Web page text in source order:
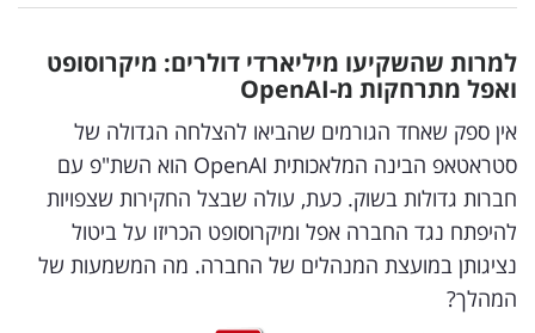
דיגיטל
וטק
שיווק
ופרסום
משפט
למרות שהשקיעו מיליארדי דולרים: מיקרוסופט
ואפל מתרחקות מ-OpenAI
אין ספק שאחד הגורמים שהביאו להצלחה הגדולה של
סטראטאפ הבינה המלאכותית OpenAI הוא השת"פ עם
חברות גדולות בשוק. כעת, עולה שבצל החקירות שצפויות
להיפתח נגד החברה אפל ומיקרוסופט הכריזו על ביטול
נציגותן במועצת המנהלים של החברה. מה המשמעות של
המהלך?